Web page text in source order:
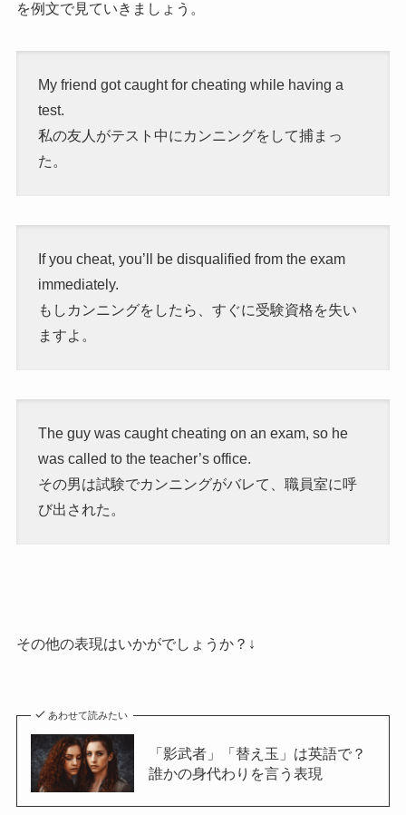
を例文で見ていきましょう。
My friend got caught for cheating while having a
test.
私の友人がテスト中にカンニングをして捕まっ
た。
If you cheat, you’ll be disqualified from the exam
immediately.
もしカンニングをしたら、すぐに受験資格を失い
ますよ。
The guy was caught cheating on an exam, so he
was called to the teacher’s office.
その男は試験でカンニングがバレて、職員室に呼
び出された。
その他の表現はいかがでしょうか？↓
あわせて読みたい
「影武者」「替え玉」は英語で？
誰かの身代わりを言う表現